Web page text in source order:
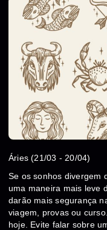
Áries (21/03 - 20/04)
Se os sonhos divergem
uma maneira mais leve
darão mais segurança
viagem, provas ou
hoje. Evite falar sobre